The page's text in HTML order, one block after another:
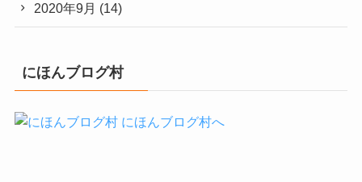
2020年9月 (14)
にほんブログ村